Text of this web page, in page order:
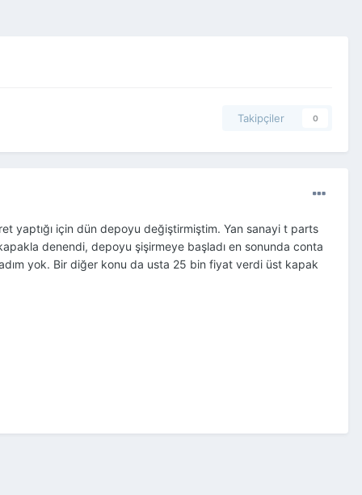
Takipçiler 0
yaptığı için dün depoyu değiştirmiştim. Yan sanayi t parts
denendi, depoyu şişirmeye başladı en sonunda conta
yok. Bir diğer konu da usta 25 bin fiyat verdi üst kapak